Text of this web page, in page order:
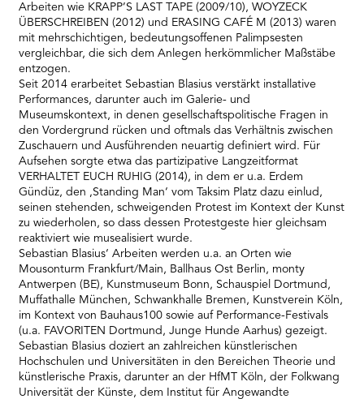
Arbeiten wie KRAPP’S LAST TAPE (2009/10), WOYZECK
ÜBERSCHREIBEN (2012) und ERASING CAFÉ M (2013) waren
mit mehrschichtigen, bedeutungsoffenen Palimpsesten
vergleichbar, die sich dem Anlegen herkömmlicher Maßstäbe
entzogen.
Seit 2014 erarbeitet Sebastian Blasius verstärkt installative
Performances, darunter auch im Galerie- und
Museumskontext, in denen gesellschaftspolitische Fragen in
den Vordergrund rücken und oftmals das Verhältnis zwischen
Zuschauern und Ausführenden neuartig definiert wird. Für
Aufsehen sorgte etwa das partizipative Langzeitformat
VERHALTET EUCH RUHIG (2014), in dem er u.a. Erdem
Gündüz, den ‚Standing Man‘ vom Taksim Platz dazu einlud,
seinen stehenden, schweigenden Protest im Kontext der Kunst
zu wiederholen, so dass dessen Protestgeste hier gleichsam
reaktiviert wie musealisiert wurde.
Sebastian Blasius‘ Arbeiten werden u.a. an Orten wie
Mousonturm Frankfurt/Main, Ballhaus Ost Berlin, monty
Antwerpen (BE), Kunstmuseum Bonn, Schauspiel Dortmund,
Muffathalle München, Schwankhalle Bremen, Kunstverein Köln,
im Kontext von Bauhaus100 sowie auf Performance-Festivals
(u.a. FAVORITEN Dortmund, Junge Hunde Aarhus) gezeigt.
Sebastian Blasius doziert an zahlreichen künstlerischen
Hochschulen und Universitäten in den Bereichen Theorie und
künstlerische Praxis, darunter an der HfMT Köln, der Folkwang
Universität der Künste, dem Institut für Angewandte